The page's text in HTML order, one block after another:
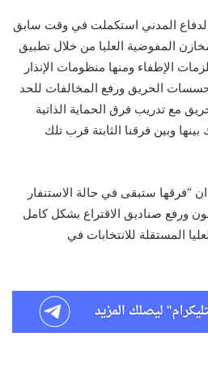
الدفاع المدني استكملت في وقت سابق
مخازن المفوضية العليا من خلال تطبيق
الإطفاء ومنها منظومات الإنذار
الحريق ورفع المخالفات للحد
مع تدريب فرق الحماية الذاتية
وبين فرقنا الثابتة قرب تلك
“فرقها ستبقى في حالة الاستنفار
ورفع صناديق الاقتراع بشكل كامل
المستقلة للانتخابات في